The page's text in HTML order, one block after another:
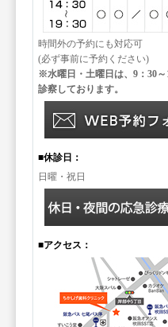
時間外の予約にも対応可
(必ず事前に予約ください)
※水曜日・土曜日は、9：30～
診察しております。
■休診日：
日曜・祝日
■アクセス：